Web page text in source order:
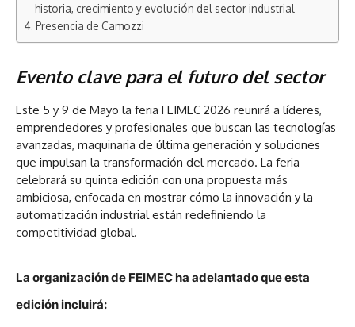
historia, crecimiento y evolución del sector industrial
Presencia de Camozzi
Evento clave para el futuro del sector
Este 5 y 9 de Mayo la feria FEIMEC 2026 reunirá a líderes,
emprendedores y profesionales que buscan las tecnologías
avanzadas, maquinaria de última generación y soluciones
que impulsan la transformación del mercado. La feria
celebrará su quinta edición con una propuesta más
ambiciosa, enfocada en mostrar cómo la innovación y la
automatización industrial están redefiniendo la
competitividad global.
La organización de FEIMEC ha adelantado que esta
edición incluirá: